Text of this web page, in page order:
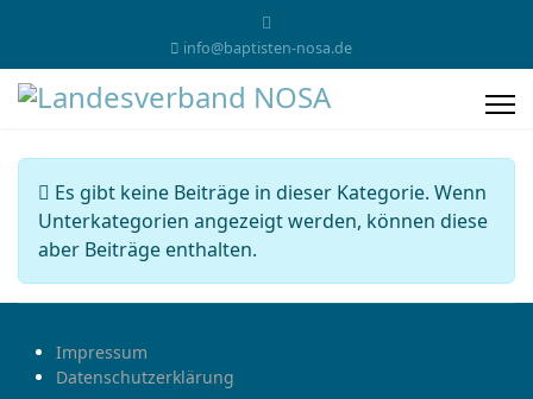
info@baptisten-nosa.de
Information
Es gibt keine Beiträge in dieser Kategorie. Wenn
Unterkategorien angezeigt werden, können diese
aber Beiträge enthalten.
Impressum
Datenschutzerklärung